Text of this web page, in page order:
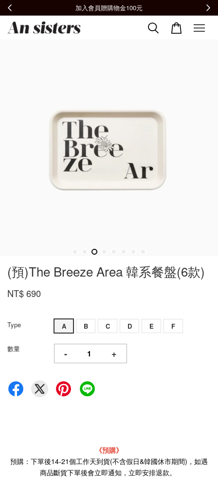
加入會員贈購物金100元 全館
(預)The Breeze Area 韓系餐盤(6款)
NT$ 690
Type A B C D E F
數量 - +
《預購》
預購：下單後14-21個工作天到貨(不含假日&韓國休市期間)，如遇
商品斷貨下單後會立即通知，立即安排退款。